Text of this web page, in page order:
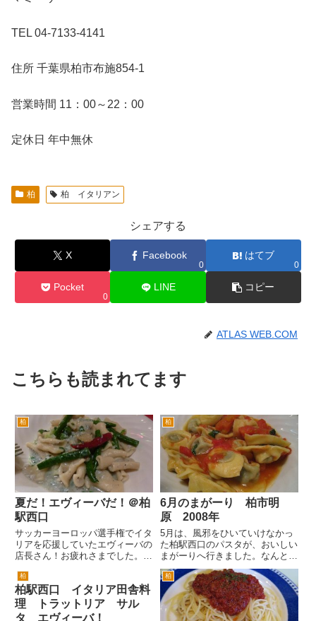
TEL 04-7133-4141
住所 千葉県柏市布施854-1
営業時間 11：00～22：00
定休日 年中無休
柏 柏 イタリアン
シェアする
X Facebook
0
はてブ
0
Pocket
0
LINE コピー
ATLAS WEB.COM
こちらも読まれてます
柏
夏だ！エヴィーバだ！＠柏
駅西口
サッカーヨーロッパ選手権でイタ
リアを応援していたエヴィーバの
店長さん！お疲れさまでした。残
な大敗でした。 というわけで、
エヴィーバに行ってきました。エ
ヴィーバさんでは、今年もイタリ
アンビールフェア開催中です。...
柏
6月のまがーり 柏市明
原 2008年
5月は、風邪をひいていけなかっ
た柏駅西口のパスタが、おいしい
まがーりへ行きました。なんとか
今月中に行けてよかったです。メ
ニューに「〇月のまがーり」とタ
イトルがあり、メニューや店主の
方のコラムが楽しいです。 ちな
みに6月のまがーりは、トスカ
柏
柏駅西口 イタリア田舎料
理 トラットリア サル
タ エヴィーバ！
柏